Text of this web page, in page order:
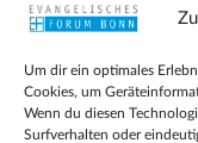
Um dir ein optimales
Cookies, um
Wenn du diesen
Surfverhalten oder
Das
persönlichen,
eingehen, zu offener
anregen und mithelfen,